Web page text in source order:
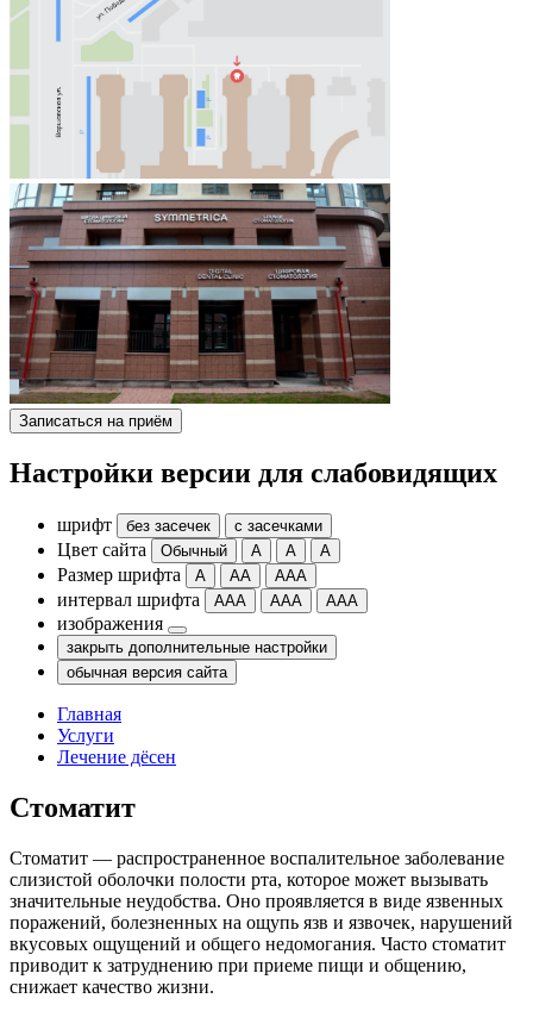
Записаться на приём
Настройки версии для слабовидящих
шрифт без засечек с засечками
Цвет сайта Обычный А А А
Размер шрифта А АА ААА
интервал шрифта ААА ААА ААА
изображения
закрыть дополнительные настройки
обычная версия сайта
Главная
Услуги
Лечение дёсен
Стоматит
Стоматит — распространенное воспалительное заболевание
слизистой оболочки полости рта, которое может вызывать
значительные неудобства. Оно проявляется в виде язвенных
поражений, болезненных на ощупь язв и язвочек, нарушений
вкусовых ощущений и общего недомогания. Часто стоматит
приводит к затруднению при приеме пищи и общению,
снижает качество жизни.